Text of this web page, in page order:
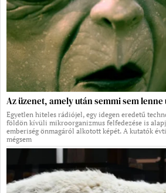
Az üzenet, amely után semmi sem
Egyetlen hiteles rádiójel, egy idegen eredetű
földön kívüli mikroorganizmus felfedezése is
emberiség önmagáról alkotott képét. A kutatók
mégsem